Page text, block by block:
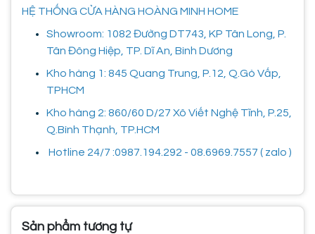
HỆ THỐNG CỬA HÀNG HOÀNG MINH HOME
Showroom: 1082 Đường DT743, KP Tân Long, P.
Tân Đông Hiệp, TP. Dĩ An, Bình Dương
Kho hàng 1: 845 Quang Trung, P.12, Q.Gò Vấp,
TPHCM
Kho hàng 2: 860/60 D/27 Xô Viết Nghệ Tĩnh, P.25,
Q.Bình Thạnh, TP.HCM
Hotline 24/7 :0987.194.292 - 08.6969.7557 ( zalo )
Sản phẩm tương tự